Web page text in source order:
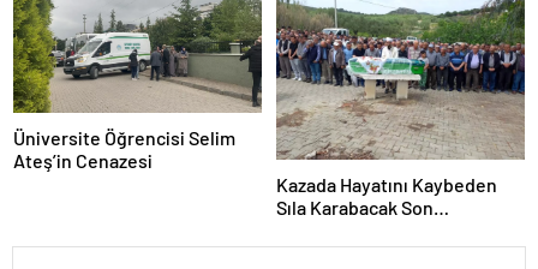
Üniversite Öğrencisi Selim
Ateş’in Cenazesi
Kazada Hayatını Kaybeden
Sıla Karabacak Son